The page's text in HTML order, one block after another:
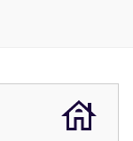
chaînes
deux et une
bain avec un